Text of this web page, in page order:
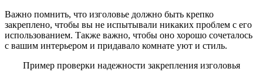
Важно помнить, что изголовье должно быть крепко
закреплено, чтобы вы не испытывали никаких проблем с его
использованием. Также важно, чтобы оно хорошо сочеталось
с вашим интерьером и придавало комнате уют и стиль.
Пример проверки надежности закрепления изголовья